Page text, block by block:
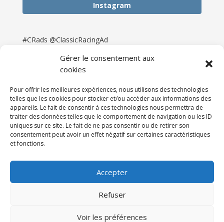
Gérer le consentement aux
cookies
Pour offrir les meilleures expériences, nous utilisons des technologies
telles que les cookies pour stocker et/ou accéder aux informations des
appareils. Le fait de consentir à ces technologies nous permettra de
traiter des données telles que le comportement de navigation ou les ID
uniques sur ce site. Le fait de ne pas consentir ou de retirer son
consentement peut avoir un effet négatif sur certaines caractéristiques
et fonctions.
Accepter
Refuser
Voir les préférences
Instagram
#CRads @ClassicRacingAd
Newsletter & Presse
Partenaires
Tarifs
Espace Client
121DigitalGroup |